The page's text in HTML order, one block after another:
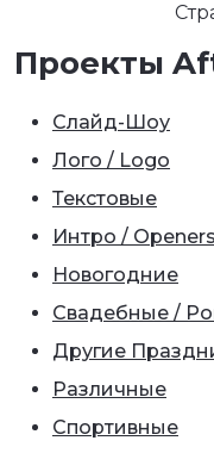
Проекты
Слайд-Шоу
Лого / Logo
Текстовые
Интро / Openers
Новогодние
Свадебные /
Другие
Различные
Спортивные